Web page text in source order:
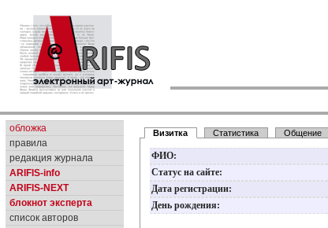
обложка
правила
редакция журнала
ARIFIS-info
ARIFIS-NEXT
блокнот эксперта
список авторов
Визитка Статистика Общение
ФИО:
Статус на сайте:
Дата регистрации:
День рождения: